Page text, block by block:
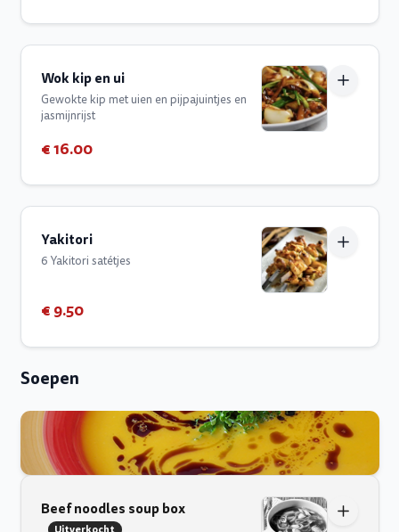
Wok kip en ui
Gewokte kip met uien en pijpajuintjes en
jasmijnrijst
€ 16.00
Yakitori
6 Yakitori satétjes
€ 9.50
Soepen
Beef noodles soup box